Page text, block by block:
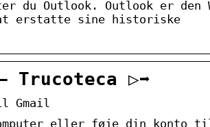
du Outlook. Outlook er den
erstatte sine historiske
Trucoteca ▷➡️
Gmail
eller føje din konto